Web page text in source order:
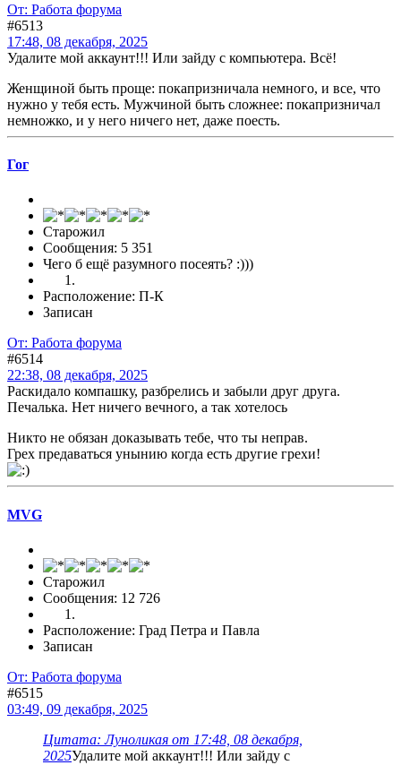
От: Работа форума
#6513
17:48, 08 декабря, 2025
Удалите мой аккаунт!!! Или зайду с компьютера. Всё!
Женщиной быть проще: покапризничала немного, и все, что
нужно у тебя есть. Мужчиной быть сложнее: покапризничал
немножко, и у него ничего нет, даже поесть.
Гог
Старожил
Сообщения: 5 351
Чего б ещё разумного посеять? :)))
Расположение: П-К
Записан
От: Работа форума
#6514
22:38, 08 декабря, 2025
Раскидало компашку, разбрелись и забыли друг друга.
Печалька. Нет ничего вечного, а так хотелось
Никто не обязан доказывать тебе, что ты неправ.
Грех предаваться унынию когда есть другие грехи!
MVG
Старожил
Сообщения: 12 726
Расположение: Град Петра и Павла
Записан
От: Работа форума
#6515
03:49, 09 декабря, 2025
Цитата: Луноликая от 17:48, 08 декабря,
2025Удалите мой аккаунт!!! Или зайду с